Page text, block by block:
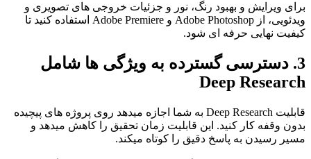
برای ویرایش و بهبود رنگ، نور و جزئیات خروجی های تصویری و
ویدئویی، از Adobe Photoshop و Adobe Premiere استفاده کنید تا
کیفیت نهایی حرفه ای شود.
3. دسترسی گسترده به ویژگی ها شامل
Deep Research
قابلیت Deep Research به شما اجازه میدهد روی پروژه های پیچیده
بدون وقفه کار کنید. این قابلیت زمان تحقیق را کاهش میدهد و
مسیر رسیدن به پاسخ دقیق را کوتاه میکند.